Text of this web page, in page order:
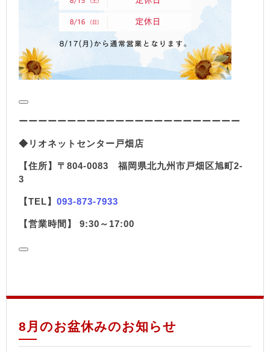
ーーーーーーーーーーーーーーーーーーーーーーー
◆リオネットセンター戸畑店
【住所】〒804-0083 福岡県北九州市戸畑区旭町2-
3
【TEL】 093-873-7933
【営業時間】 9:30～17:00
8月のお盆休みのお知らせ